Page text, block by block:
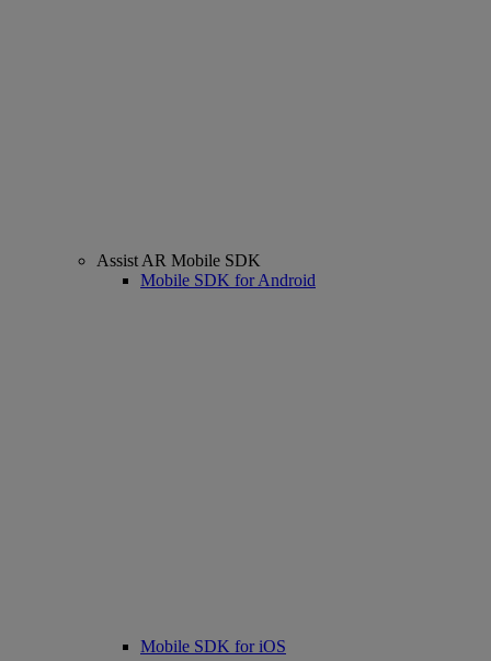
Assist AR Mobile SDK
Mobile SDK for Android
Mobile SDK for iOS